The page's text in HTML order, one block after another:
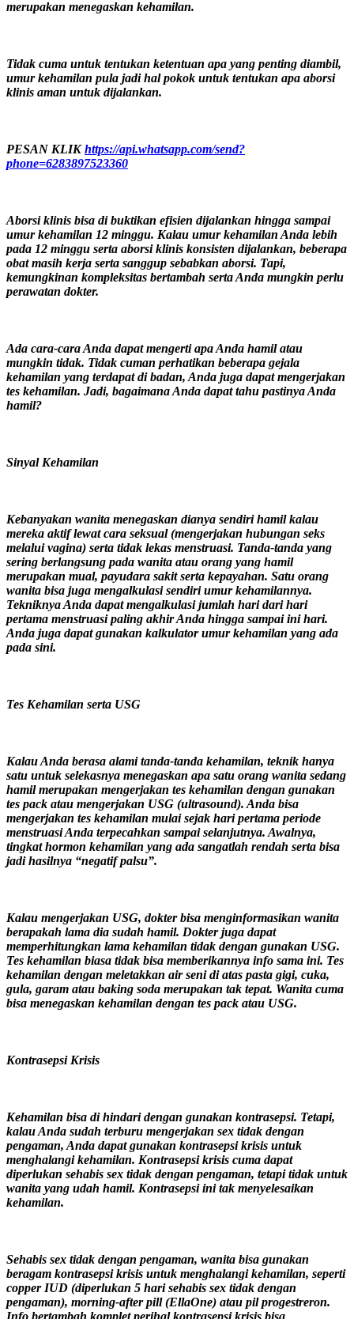
merupakan menegaskan kehamilan.
Tidak cuma untuk tentukan ketentuan apa yang penting diambil,
umur kehamilan pula jadi hal pokok untuk tentukan apa aborsi
klinis aman untuk dijalankan.
PESAN KLIKhttps://api.whatsapp.com/send?
phone=6283897523360
Aborsi klinis bisa di buktikan efisien dijalankan hingga sampai
umur kehamilan 12 minggu. Kalau umur kehamilan Anda lebih
pada 12 minggu serta aborsi klinis konsisten dijalankan, beberapa
obat masih kerja serta sanggup sebabkan aborsi. Tapi,
kemungkinan kompleksitas bertambah serta Anda mungkin perlu
perawatan dokter.
Ada cara-cara Anda dapat mengerti apa Anda hamil atau
mungkin tidak. Tidak cuman perhatikan beberapa gejala
kehamilan yang terdapat di badan, Anda juga dapat mengerjakan
tes kehamilan. Jadi, bagaimana Anda dapat tahu pastinya Anda
hamil?
Sinyal Kehamilan
Kebanyakan wanita menegaskan dianya sendiri hamil kalau
mereka aktif lewat cara seksual (mengerjakan hubungan seks
melalui vagina) serta tidak lekas menstruasi. Tanda-tanda yang
sering berlangsung pada wanita atau orang yang hamil
merupakan mual, payudara sakit serta kepayahan. Satu orang
wanita bisa juga mengalkulasi sendiri umur kehamilannya.
Tekniknya Anda dapat mengalkulasi jumlah hari dari hari
pertama menstruasi paling akhir Anda hingga sampai ini hari.
Anda juga dapat gunakan kalkulator umur kehamilan yang ada
pada sini.
Tes Kehamilan serta USG
Kalau Anda berasa alami tanda-tanda kehamilan, teknik hanya
satu untuk selekasnya menegaskan apa satu orang wanita sedang
hamil merupakan mengerjakan tes kehamilan dengan gunakan
tes pack atau mengerjakan USG (ultrasound). Anda bisa
mengerjakan tes kehamilan mulai sejak hari pertama periode
menstruasi Anda terpecahkan sampai selanjutnya. Awalnya,
tingkat hormon kehamilan yang ada sangatlah rendah serta bisa
jadi hasilnya “negatif palsu”.
Kalau mengerjakan USG, dokter bisa menginformasikan wanita
berapakah lama dia sudah hamil. Dokter juga dapat
memperhitungkan lama kehamilan tidak dengan gunakan USG.
Tes kehamilan biasa tidak bisa memberikannya info sama ini. Tes
kehamilan dengan meletakkan air seni di atas pasta gigi, cuka,
gula, garam atau baking soda merupakan tak tepat. Wanita cuma
bisa menegaskan kehamilan dengan tes pack atau USG.
Kontrasepsi Krisis
Kehamilan bisa di hindari dengan gunakan kontrasepsi. Tetapi,
kalau Anda sudah terburu mengerjakan sex tidak dengan
pengaman, Anda dapat gunakan kontrasepsi krisis untuk
menghalangi kehamilan. Kontrasepsi krisis cuma dapat
diperlukan sehabis sex tidak dengan pengaman, tetapi tidak untuk
wanita yang udah hamil. Kontrasepsi ini tak menyelesaikan
kehamilan.
Sehabis sex tidak dengan pengaman, wanita bisa gunakan
beragam kontrasepsi krisis untuk menghalangi kehamilan, seperti
copper IUD (diperlukan 5 hari sehabis sex tidak dengan
pengaman), morning-after pill (EllaOne) atau pil progestreron.
Info bertambah komplet perihal kontrasepsi krisis bisa